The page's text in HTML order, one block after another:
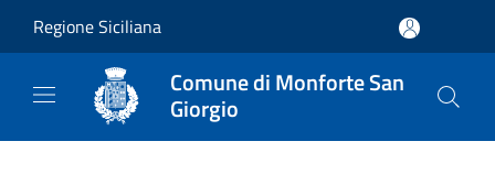
Regione Siciliana
Comune di Monforte San
Giorgio